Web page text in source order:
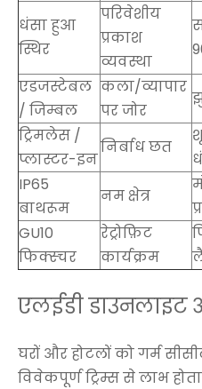
धंसा हुआ
स्थिर
परिवेशीय
प्रकाश
व्यवस्था
एडजस्टेबल
/ जिम्बल
कला/व्यापार
पर जोर
ट्रिमलेस /
प्लास्टर-इन
निर्बाध छत
IP65
बाथरूम
नम क्षेत्र
GU10
फिक्स्चर
रेट्रोफ़िट
कार्यक्रम
एलईडी डाउनलाइट
घरों और होटलों को गर्म
विवेकपूर्ण ट्रिम्स से लाभ